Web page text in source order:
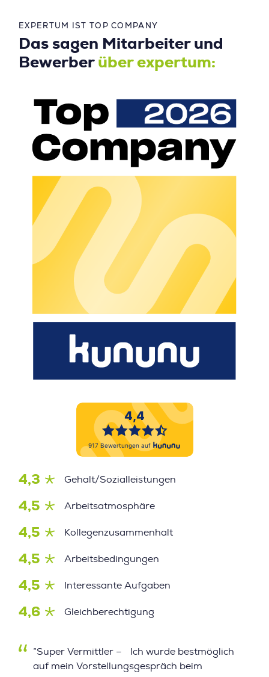
EXPERTUM IST TOP COMPANY
Das sagen Mitarbeiter und
Bewerber über expertum:
4,3 Gehalt/Sozialleistungen
4,5 Arbeitsatmosphäre
4,5 Kollegenzusammenhalt
4,5 Arbeitsbedingungen
4,5 Interessante Aufgaben
4,6 Gleichberechtigung
”Super Vermittler – Ich wurde bestmöglich
auf mein Vorstellungsgespräch beim